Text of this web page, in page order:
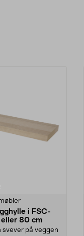
i FSC-
80 cm
svever på veggen
5 stjerner